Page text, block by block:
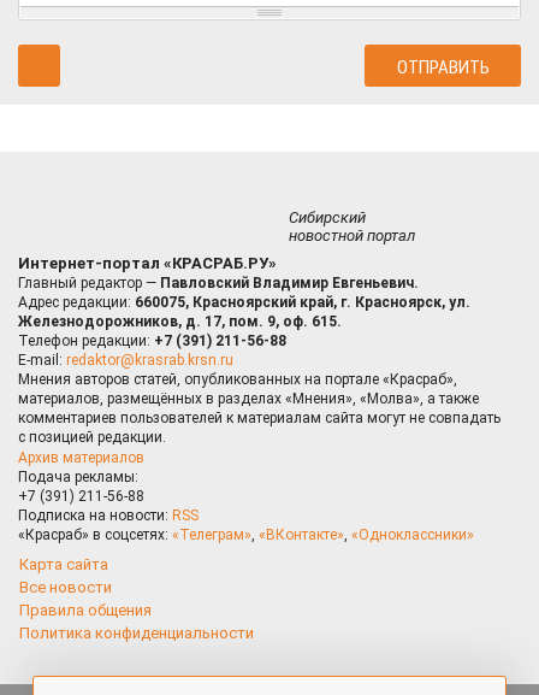
Сибирский
новостной портал
Интернет-портал «КРАСРАБ.РУ»
Главный редактор — Павловский Владимир Евгеньевич.
Адрес редакции: 660075, Красноярский край, г. Красноярск, ул.
Железнодорожников, д. 17, пом. 9, оф. 615.
Телефон редакции: +7 (391) 211-56-88
E-mail: redaktor@krasrab.krsn.ru
Мнения авторов статей, опубликованных на портале «Красраб»,
материалов, размещённых в разделах «Мнения», «Молва», а также
комментариев пользователей к материалам сайта могут не совпадать
с позицией редакции.
Архив материалов
Подача рекламы:
+7 (391) 211-56-88
Подписка на новости: RSS
«Красраб» в соцсетях: «Телеграм», «ВКонтакте», «Одноклассники»
Карта сайта
Все новости
Правила общения
Политика конфиденциальности